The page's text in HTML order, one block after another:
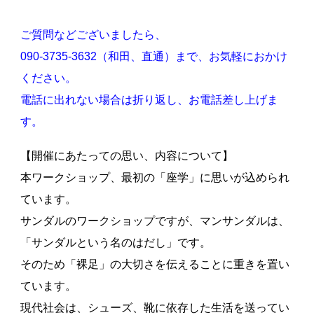
ご質問などございましたら、
090-3735-3632（和田、直通）まで、お気軽におかけ
ください。
電話に出れない場合は折り返し、お電話差し上げま
す。
【開催にあたっての思い、内容について】
本ワークショップ、最初の「座学」に思いが込められ
ています。
サンダルのワークショップですが、マンサンダルは、
「サンダルという名のはだし」です。
そのため「裸足」の大切さを伝えることに重きを置い
ています。
現代社会は、シューズ、靴に依存した生活を送ってい